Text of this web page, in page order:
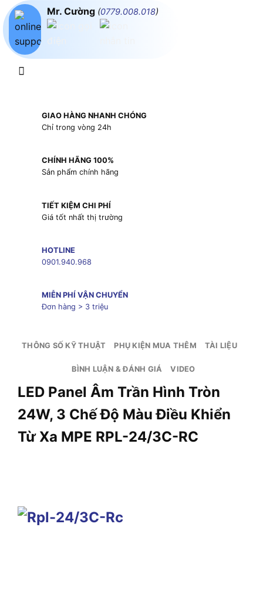
Mr. Cường (0779.008.018)
GIAO HÀNG NHANH CHÓNG
Chỉ trong vòng 24h
CHÍNH HÃNG 100%
Sản phẩm chính hãng
TIẾT KIỆM CHI PHÍ
Giá tốt nhất thị trường
HOTLINE
0901.940.968
MIỄN PHÍ VẬN CHUYỂN
Đơn hàng > 3 triệu
THÔNG SỐ KỸ THUẬT PHỤ KIỆN MUA THÊM TÀI LIỆU
BÌNH LUẬN & ĐÁNH GIÁ VIDEO
LED Panel Âm Trần Hình Tròn
24W, 3 Chế Độ Màu Điều Khiển
Từ Xa MPE RPL-24/3C-RC